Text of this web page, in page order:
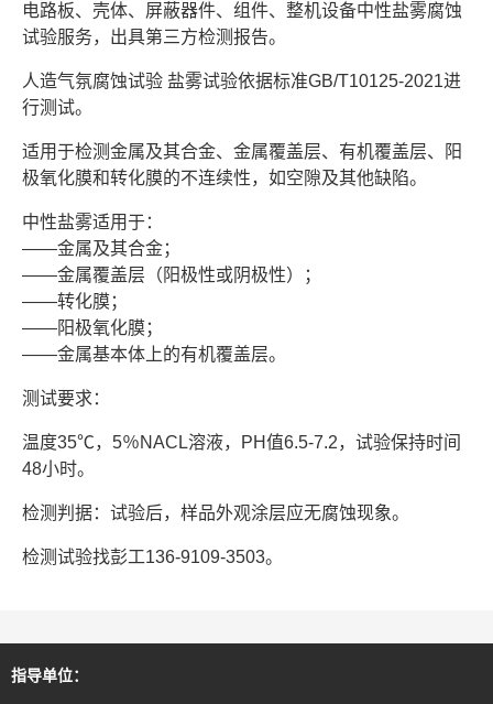
电路板、壳体、屏蔽器件、组件、整机设备中性盐雾腐蚀
试验服务，出具第三方检测报告。
人造气氛腐蚀试验 盐雾试验依据标准GB/T10125-2021进
行测试。
适用于检测金属及其合金、金属覆盖层、有机覆盖层、阳
极氧化膜和转化膜的不连续性，如空隙及其他缺陷。
中性盐雾适用于：
——金属及其合金；
——金属覆盖层（阳极性或阴极性）；
——转化膜；
——阳极氧化膜；
——金属基本体上的有机覆盖层。
测试要求：
温度35℃，5％NACL溶液，PH值6.5-7.2，试验保持时间
48小时。
检测判据：试验后，样品外观涂层应无腐蚀现象。
检测试验找彭工136-9109-3503。
指导单位：